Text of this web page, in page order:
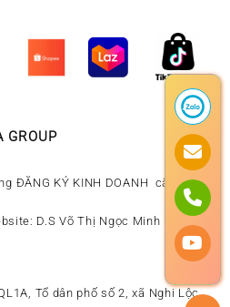
GROUP
ĐĂNG KÝ KINH DOANH cấp ngày
D.S Võ Thị Ngọc Minh
Tổ dân phố số 2, xã Nghi Lộc,